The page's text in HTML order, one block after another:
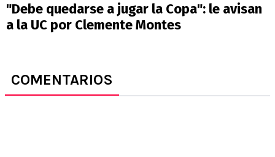
"Debe quedarse a jugar la Copa": le avisan
a la UC por Clemente Montes
COMENTARIOS